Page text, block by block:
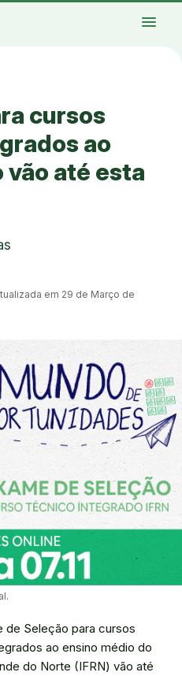
menu
cursos
ao
vão até esta
em 29 de Março de
de Seleção para cursos
ao ensino médio do
do Norte (IFRN) vão até